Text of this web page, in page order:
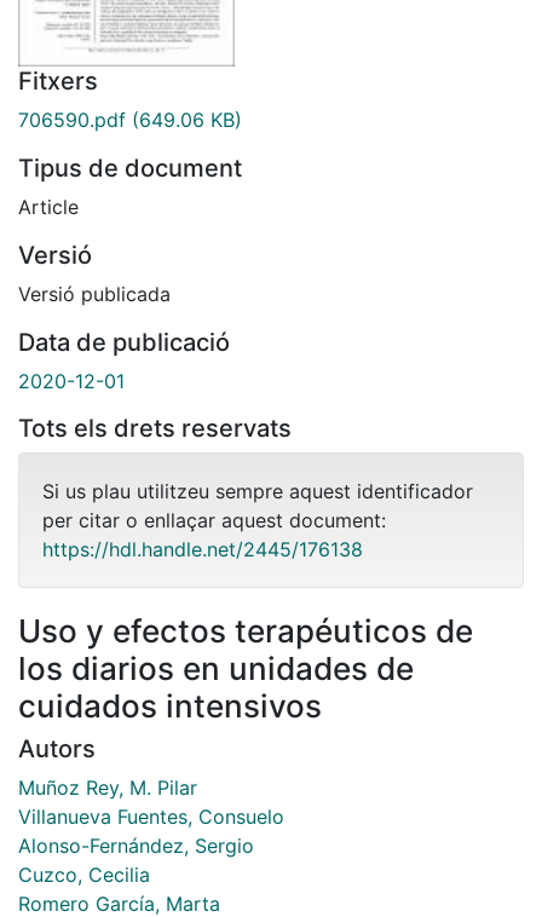
Fitxers
706590.pdf (649.06 KB)
Tipus de document
Article
Versió
Versió publicada
Data de publicació
2020-12-01
Tots els drets reservats
Si us plau utilitzeu sempre aquest identificador
per citar o enllaçar aquest document:
https://hdl.handle.net/2445/176138
Uso y efectos terapéuticos de
los diarios en unidades de
cuidados intensivos
Autors
Muñoz Rey, M. Pilar
Villanueva Fuentes, Consuelo
Alonso-Fernández, Sergio
Cuzco, Cecilia
Romero García, Marta